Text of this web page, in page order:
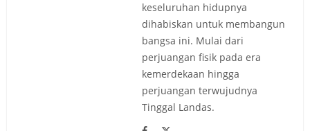
keseluruhan hidupnya
dihabiskan untuk membangun
bangsa ini. Mulai dari
perjuangan fisik pada era
kemerdekaan hingga
perjuangan terwujudnya
Tinggal Landas.